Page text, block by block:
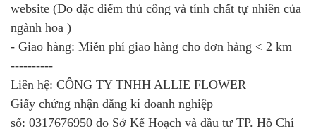
website (Do đặc điểm thủ công và tính chất tự nhiên của
ngành hoa )
- Giao hàng: Miễn phí giao hàng cho đơn hàng < 2 km
----------
Liên hệ: CÔNG TY TNHH ALLIE FLOWER
Giấy chứng nhận đăng kí doanh nghiệp
số: 0317676950 do Sở Kế Hoạch và đầu tư TP. Hồ Chí